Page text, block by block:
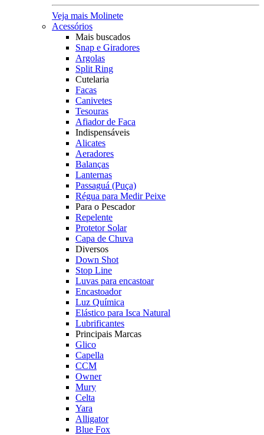
Veja mais Molinete
Acessórios
Mais buscados
Snap e Giradores
Argolas
Split Ring
Cutelaria
Facas
Canivetes
Tesouras
Afiador de Faca
Indispensáveis
Alicates
Aeradores
Balanças
Lanternas
Passaguá (Puça)
Régua para Medir Peixe
Para o Pescador
Repelente
Protetor Solar
Capa de Chuva
Diversos
Down Shot
Stop Line
Luvas para encastoar
Encastoador
Luz Química
Elástico para Isca Natural
Lubrificantes
Principais Marcas
Glico
Capella
CCM
Owner
Mury
Celta
Yara
Alligator
Blue Fox